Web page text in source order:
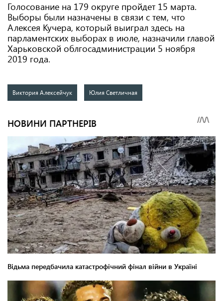
Голосование на 179 округе пройдет 15 марта.
Выборы были назначены в связи с тем, что
Алексея Кучера, который выиграл здесь на
парламентских выборах в июле, назначили главой
Харьковской облгосадминистрации 5 ноября
2019 года.
Виктория Алексейчук Юлия Светличная